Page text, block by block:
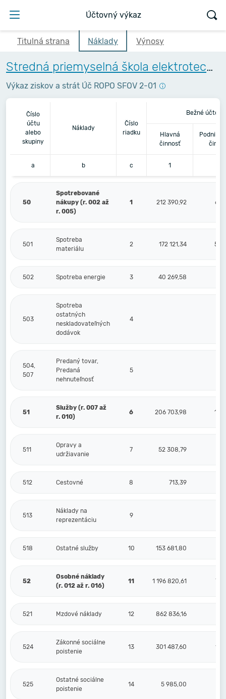
Účtovný výkaz
Titulná strana Náklady Výnosy
Stredná priemyselná škola elektrotechnická, Komenského 44, Košice
Výkaz ziskov a strát Úč ROPO SFOV 2-01
Číslo
účtu
alebo
skupiny
Náklady
Číslo
riadku
Bežné
Hlavná
činnosť
a b c 1
50
Spotrebované
nákupy (r. 002 až
r. 005)
1 212 390,92 6
501
Spotreba
materiálu
2 172 121,34 5
502 Spotreba energie 3 40 269,58
503
Spotreba
ostatných
neskladovateľných
dodávok
4
504,
507
Predaný tovar,
Predaná
nehnuteľnosť
5
51
Služby (r. 007 až
r. 010)
6 206 703,98 1
511
Opravy a
udržiavanie
7 52 308,79
512 Cestovné 8 713,39
513
Náklady na
reprezentáciu
9
518 Ostatné služby 10 153 681,80
52
Osobné náklady
(r. 012 až r. 016)
11 1 196 820,61 7
521 Mzdové náklady 12 862 836,16
524
Zákonné sociálne
poistenie
13 301 487,60 1
525
Ostatné sociálne
poistenie
14 5 985,00